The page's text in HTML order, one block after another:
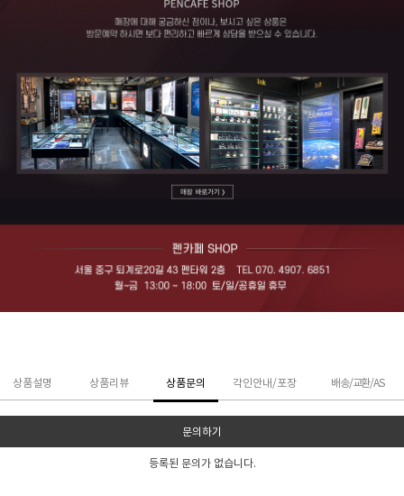
상품설명 상품리뷰 상품문의 각인안내/포장 배송/교환/AS
문의하기
등록된 문의가 없습니다.